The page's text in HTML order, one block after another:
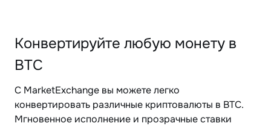
Конвертируйте любую монету в
BTC
С MarketExchange вы можете легко
конвертировать различные криптовалюты в BTC.
Мгновенное исполнение и прозрачные ставки